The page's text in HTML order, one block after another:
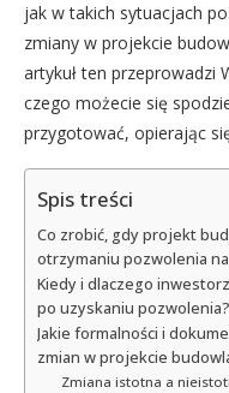
jak w takich sytuacjach
zmiany w projekcie
artykuł ten przeprowadzi
czego możecie się
przygotować, opierając
Spis treści
Co zrobić, gdy projekt
otrzymaniu pozwolenia
Kiedy i dlaczego
po uzyskaniu pozwolenia?
Jakie formalności i
zmian w projekcie
Zmiana istotna a